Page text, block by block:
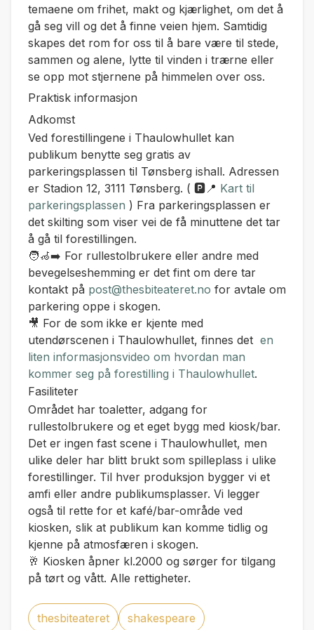
temaene om frihet, makt og kjærlighet, om det å
gå seg vill og det å finne veien hjem. Samtidig
skapes det rom for oss til å bare være til stede,
sammen og alene, lytte til vinden i trærne eller
se opp mot stjernene på himmelen over oss.
Praktisk informasjon
Adkomst
Ved forestillingene i Thaulowhullet kan
publikum benytte seg gratis av
parkeringsplassen til Tønsberg ishall. Adressen
er Stadion 12, 3111 Tønsberg. ( 🅿️📍 Kart til
parkeringsplassen ) Fra parkeringsplassen er
det skilting som viser vei de få minuttene det tar
å gå til forestillingen.
🧑‍🦽‍➡️ For rullestolbrukere eller andre med
bevegelseshemming er det fint om dere tar
kontakt på post@thesbiteateret.no for avtale om
parkering oppe i skogen.
🎥 For de som ikke er kjente med
utendørscenen i Thaulowhullet, finnes det en
liten informasjonsvideo om hvordan man
kommer seg på forestilling i Thaulowhullet.
Fasiliteter
Området har toaletter, adgang for
rullestolbrukere og et eget bygg med kiosk/bar.
Det er ingen fast scene i Thaulowhullet, men
ulike deler har blitt brukt som spilleplass i ulike
forestillinger. Til hver produksjon bygger vi et
amfi eller andre publikumsplasser. Vi legger
også til rette for et kafé/bar-område ved
kiosken, slik at publikum kan komme tidlig og
kjenne på atmosfæren i skogen.
🥂 Kiosken åpner kl.2000 og sørger for tilgang
på tørt og vått. Alle rettigheter.
thesbiteateret shakespeare